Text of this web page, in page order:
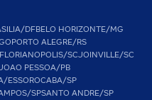
DFBELO HORIZONTE/MG
PORTO ALEGRE/RS
FLORIANOPOLIS/SCJOINVILLE/SC
PESSOA/PB
ESSOROCABA/SP
SPSANTO ANDRE/SP